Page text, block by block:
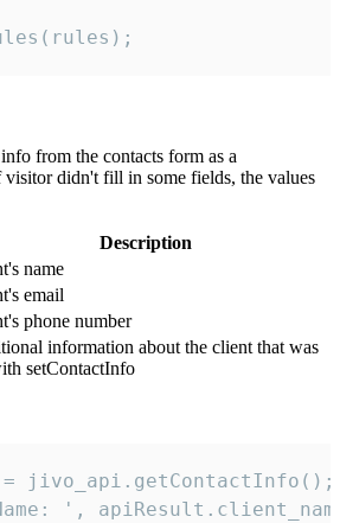
from the contacts form as a
didn't fill in some fields, the values
Description
name
email
phone number
information about the client that was
setContactInfo
jivo_api.getContactInfo();
',